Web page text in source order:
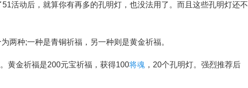
动后，就算你有再多的孔明灯，也没法用了。而且这些孔明灯还不
种;一种是青铜祈福，另一种则是黄金祈福。
金祈福是200元宝祈福，获得100将魂 ，20个孔明灯。强烈推荐后